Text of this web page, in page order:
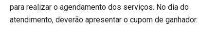
para realizar o agendamento dos serviços. No dia do
atendimento, deverão apresentar o cupom de ganhador.